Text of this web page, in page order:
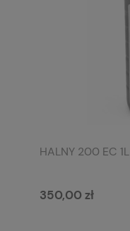
HALNY 200 EC 1L
350,00 zł